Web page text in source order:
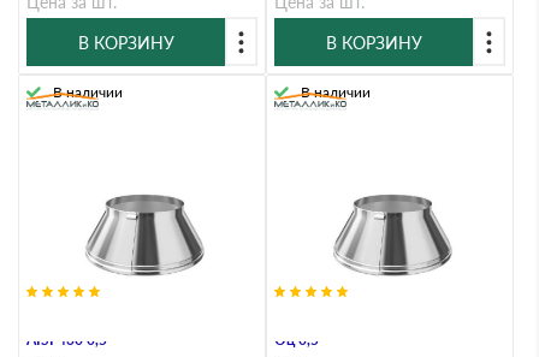
В КОРЗИНУ
В КОРЗИНУ
AISI 430 0,5
В наличии
Оц 0,5
В наличии